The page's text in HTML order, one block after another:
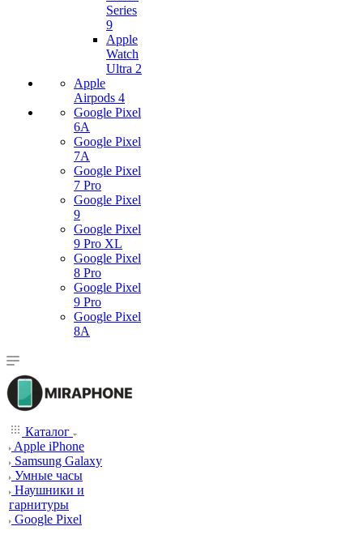
Series
9
Apple
Watch
Ultra 2
Apple
Airpods 4
Google Pixel
6A
Google Pixel
7А
Google Pixel
7 Pro
Google Pixel
9
Google Pixel
9 Pro XL
Google Pixel
8 Pro
Google Pixel
9 Pro
Google Pixel
8A
Каталог
Apple iPhone
Samsung Galaxy
Умные часы
Наушники и
гарнитуры
Google Pixel